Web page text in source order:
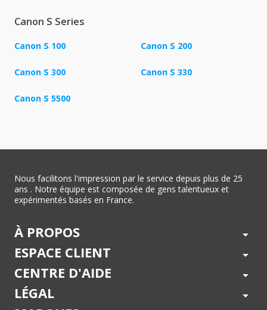
Canon S Series
Canon S 100 Canon S 200
Canon S 300 Canon S 330
Canon S 5500
Nous facilitons l'impression par le service depuis plus de 25
ans . Notre équipe est composée de gens talentueux et
expérimentés basés en France.
À PROPOS arrow_drop_down
ESPACE CLIENT arrow_drop_down
CENTRE D'AIDE arrow_drop_down
LÉGAL arrow_drop_down